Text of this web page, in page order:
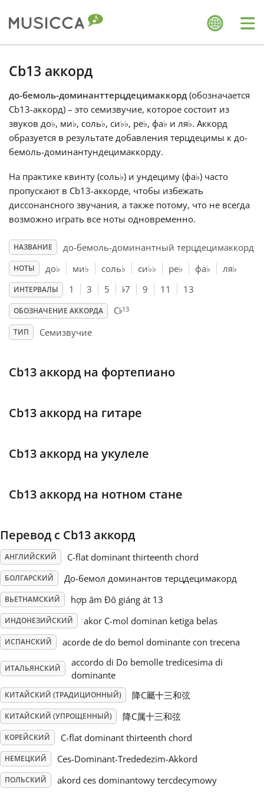
Български
Dansk
Deutsch
Español
Français
Русский
Tiếng Việt
Türkçe
Українська
简体中文
繁體中文
Cb13 аккорд
до-бемоль-доминанттерцдецимаккорд (обозначается
Cb13-аккорд) – это семизвучие, которое состоит из
звуков до♭, ми♭, соль♭, си♭♭, ре♭, фа♭ и ля♭. Аккорд
образуется в результате добавления терцдецимы к до-
бемоль-доминантундецимаккорду.
На практике квинту (соль♭) и ундециму (фа♭) часто
пропускают в Cb13-аккорде, чтобы избежать
диссонансного звучания, а также потому, что не всегда
возможно играть все ноты одновременно.
НАЗВАНИЕ до-бемоль-доминантный терцдецимаккорд
НОТЫ до♭ ми♭ соль♭ си♭♭ ре♭ фа♭ ля♭
ИНТЕРВАЛЫ 1 3 5 ♭7 9 11 13
ОБОЗНАЧЕНИЕ АККОРДА C♭13
ТИП Семизвучие
Cb13 аккорд на фортепиано
Cb13 аккорд на гитаре
Cb13 аккорд на укулеле
Cb13 аккорд на нотном стане
Перевод с Cb13 аккорд
АНГЛИЙСКИЙ C-flat dominant thirteenth chord
БОЛГАРСКИЙ До-бемол доминантов терцдецимакорд
ВЬЕТНАМСКИЙ hợp âm Đô giáng át 13
ИНДОНЕЗИЙСКИЙ akor C-mol dominan ketiga belas
ИСПАНСКИЙ acorde de do bemol dominante con trecena
ИТАЛЬЯНСКИЙ
accordo di Do bemolle tredicesima di
dominante
КИТАЙСКИЙ (ТРАДИЦИОННЫЙ) 降C屬十三和弦
КИТАЙСКИЙ (УПРОЩЕННЫЙ) 降C属十三和弦
КОРЕЙСКИЙ C-flat dominant thirteenth chord
НЕМЕЦКИЙ Ces-Dominant-Trededezim-Akkord
ПОЛЬСКИЙ akord ces dominantowy tercdecymowy